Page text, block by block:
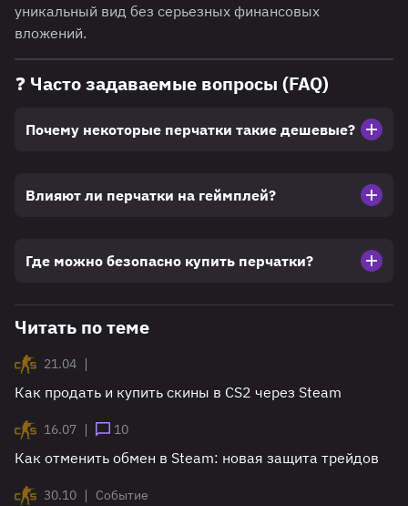
уникальный вид без серьезных финансовых
вложений.
❓ Часто задаваемые вопросы (FAQ)
Почему некоторые перчатки такие дешевые?
Влияют ли перчатки на геймплей?
Где можно безопасно купить перчатки?
Читать по теме
21.04 |
Как продать и купить скины в CS2 через Steam
16.07 | 10
Как отменить обмен в Steam: новая защита трейдов
30.10 | Событие